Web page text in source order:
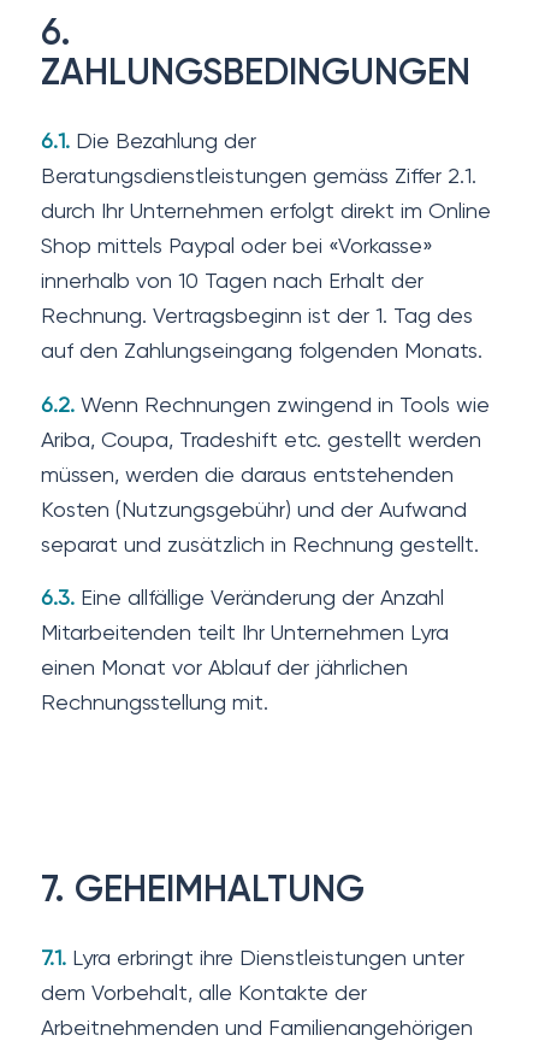
6.
ZAHLUNGSBEDINGUNGEN
6.1.Die Bezahlung der
Beratungsdienstleistungen gemäss Ziffer 2.1.
durch Ihr Unternehmen erfolgt direkt im Online
Shop mittels Paypal oder bei «Vorkasse»
innerhalb von 10 Tagen nach Erhalt der
Rechnung. Vertragsbeginn ist der 1. Tag des
auf den Zahlungseingang folgenden Monats.
6.2. Wenn Rechnungen zwingend in Tools wie
Ariba, Coupa, Tradeshift etc. gestellt werden
müssen, werden die daraus entstehenden
Kosten (Nutzungsgebühr) und der Aufwand
separat und zusätzlich in Rechnung gestellt.
6.3.Eine allfällige Veränderung der Anzahl
Mitarbeitenden teilt Ihr Unternehmen Lyra
einen Monat vor Ablauf der jährlichen
Rechnungsstellung mit.
7. GEHEIMHALTUNG
7.1.Lyra erbringt ihre Dienstleistungen unter
dem Vorbehalt, alle Kontakte der
Arbeitnehmenden und Familienangehörigen